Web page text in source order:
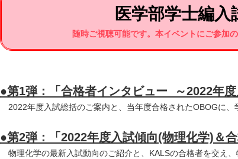
医学部学士編
随時ご視聴可能です。本イベントにご参加
●第1弾：「合格者インタビュー ～2022年度
2022年度入試総括のご案内と、当年度合格されたOBOGに、
●第2弾：「2022年度入試傾向(物理化学)＆合
物理化学の最新入試動向のご紹介と、KALSの合格者を交え